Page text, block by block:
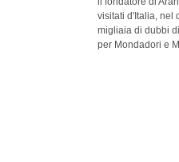
visitati d'Italia, nel
migliaia di dubbi
per Mondadori e